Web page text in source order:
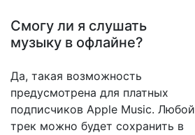
Смогу ли я слушать
музыку в офлайне?
Да, такая возможность
предусмотрена для платных
подписчиков Apple Music. Любой
трек можно будет сохранить в